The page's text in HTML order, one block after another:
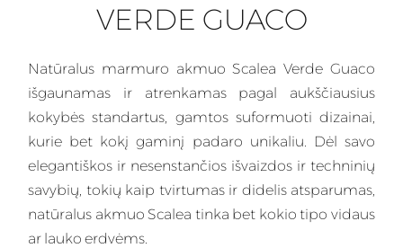
VERDE GUACO
Natūralus marmuro akmuo Scalea Verde Guaco
išgaunamas ir atrenkamas pagal aukščiausius
kokybės standartus, gamtos suformuoti dizainai,
kurie bet kokį gaminį padaro unikaliu. Dėl savo
elegantiškos ir nesenstančios išvaizdos ir techninių
savybių, tokių kaip tvirtumas ir didelis atsparumas,
natūralus akmuo Scalea tinka bet kokio tipo vidaus
ar lauko erdvėms.